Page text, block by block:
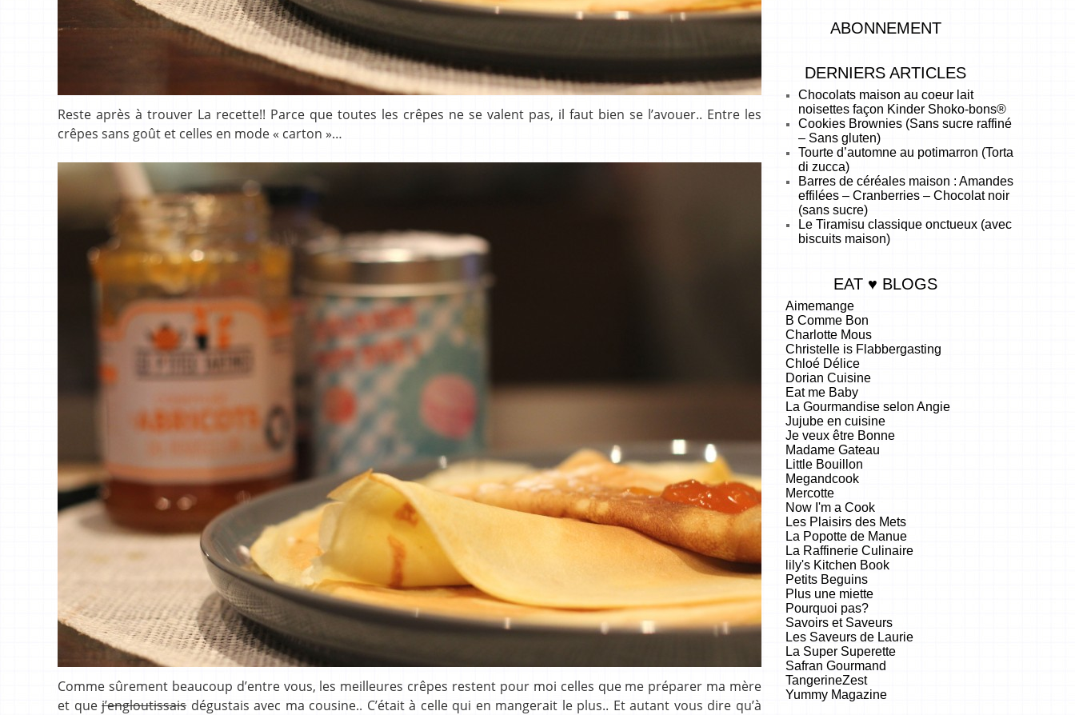
Reste après à trouver La recette!! Parce que toutes les crêpes ne se valent pas, il faut bien se l’avouer.. Entre les
crêpes sans goût et celles en mode « carton »…
Comme sûrement beaucoup d’entre vous, les meilleures crêpes restent pour moi celles que me préparer ma mère
et quej’engloutissais dégustais avec ma cousine.. C’était à celle qui en mangerait le plus.. Et autant vous dire qu’à
ABONNEMENT
DERNIERS ARTICLES
Chocolats maison au coeur lait
noisettes façon Kinder Shoko-bons®
Cookies Brownies (Sans sucre raffiné
– Sans gluten)
Tourte d’automne au potimarron (Torta
di zucca)
Barres de céréales maison : Amandes
effilées – Cranberries – Chocolat noir
(sans sucre)
Le Tiramisu classique onctueux (avec
biscuits maison)
EAT ♥ BLOGS
Aimemange
B Comme Bon
Charlotte Mous
Christelle is Flabbergasting
Chloé Délice
Dorian Cuisine
Eat me Baby
La Gourmandise selon Angie
Jujube en cuisine
Je veux être Bonne
Madame Gateau
Little Bouillon
Megandcook
Mercotte
Now I'm a Cook
Les Plaisirs des Mets
La Popotte de Manue
La Raffinerie Culinaire
lily's Kitchen Book
Petits Beguins
Plus une miette
Pourquoi pas?
Savoirs et Saveurs
Les Saveurs de Laurie
La Super Superette
Safran Gourmand
TangerineZest
Yummy Magazine